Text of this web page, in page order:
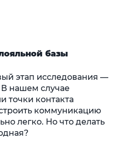
базы
этап исследования —
В нашем случае
точки контакта
коммуникацию
легко. Но что делать